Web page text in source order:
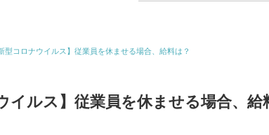
型コロナウイルス】従業員を休ませる場合、給料は？
イルス】従業員を休ませる場合、給